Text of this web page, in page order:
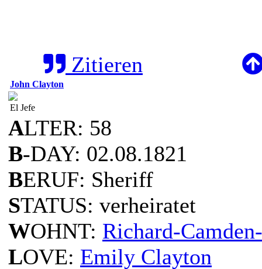
Zitieren
John Clayton
El Jefe
ALTER: 58
B-DAY: 02.08.1821
BERUF: Sheriff
STATUS: verheiratet
WOHNT: Richard-
LOVE: Emily Clayton